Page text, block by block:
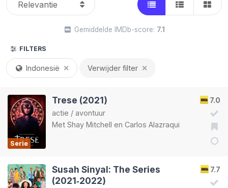
Gemiddelde IMDb-score: 7.1
FILTERS
Indonesië ✕ Verwijder filter ✕
Serie
7.0
Trese (2021)
actie / avontuur
Met Shay Mitchell en Carlos Alazraqui
7.7
Susah Sinyal: The Series
(2021‑2022)